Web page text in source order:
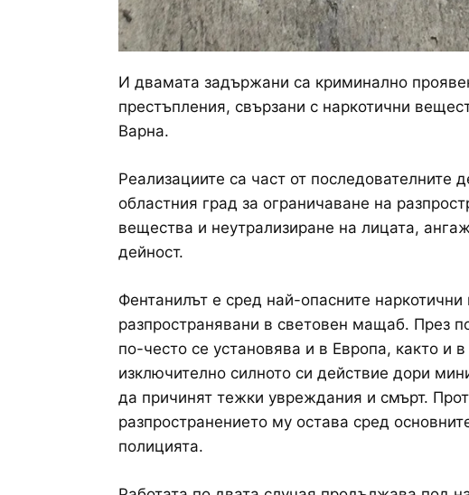
И двамата задържани са криминално
престъпления, свързани с наркотични
Варна.
Реализациите са част от последователните
областния град за ограничаване на
вещества и неутрализиране на лицата,
дейност.
Фентанилът е сред най-опасните
разпространявани в световен мащаб. През
по-често се установява и в Европа, както и
изключително силното си действие дори
да причинят тежки увреждания и смърт.
разпространението му остава сред
полицията.